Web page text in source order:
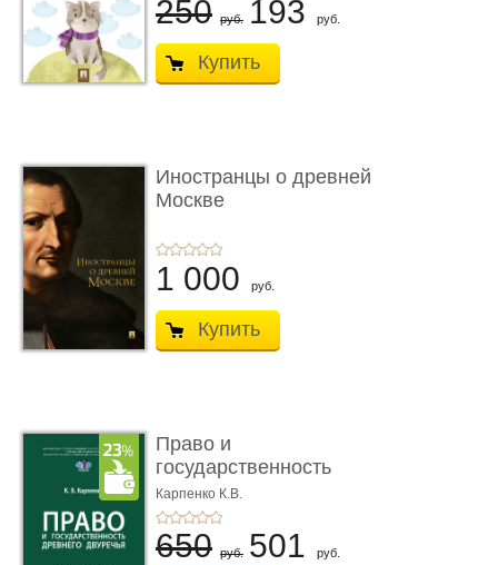
250 руб. 193 руб.
Купить
Иностранцы о древней
Москве
1 000 руб.
Купить
Право и
государственность
Древнего Двуречья. �
...
Карпенко К.В.
650 руб. 501 руб.